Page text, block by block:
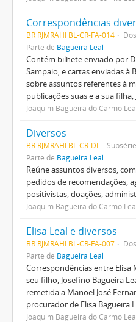
Correspondências
BR RJMRAHI BL-CR-FA-014
Parte de Bagueira Leal
Contém bilhete enviado por
Sampaio, e cartas enviadas à
sobre assuntos referentes à
publicações suas e a sua filha,
Joaquim Bagueira do Carmo
Diversos
BR RJMRAHI BL-CR-DI Subsérie
Parte de Bagueira Leal
Reúne assuntos diversos,
pedidos de recomendações,
positivistas, doações,
Joaquim Bagueira do Carmo
Elisa Leal e diversos
BR RJMRAHI BL-CR-FA-007
Parte de Bagueira Leal
Correspondências entre Elisa
seu filho, Josefino Bagueira
remetida a Manoel José
procurador de Elisa Bagueira
Joaquim Bagueira do Carmo